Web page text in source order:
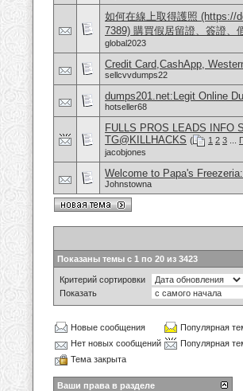
如何在線上取得護照 (https://
7389) 購買假居留證、簽證、
global2023
Credit Card,CashApp,
sellcvvdumps22
dumps201.net:Legit Online
hotseller68
FULLS PROS LEADS INFO
TG@KILLHACKS ( 1 2 3
jacobjones
Welcome to Papa's
Johnstowna
Показаны темы с 1 по 20 из 3423
Критерий сортировки
Показать
Новые сообщения
Популярная
Нет новых сообщений
Популярная
Тема закрыта
Ваши права в разделе